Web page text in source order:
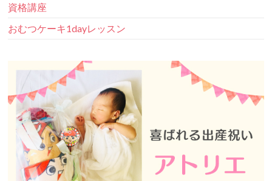
資格講座
おむつケーキ1dayレッスン